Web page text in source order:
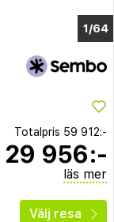
1/60
Totalpris 59 912:-
29 956:-
läs mer
Välj resa